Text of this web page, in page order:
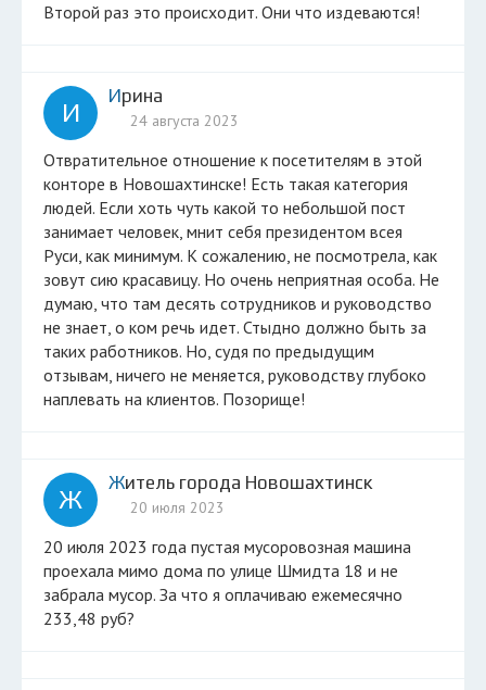
Второй раз это происходит. Они что издеваются!
И
Ирина
24 августа 2023
Отвратительное отношение к посетителям в этой
конторе в Новошахтинске! Есть такая категория
людей. Если хоть чуть какой то небольшой пост
занимает человек, мнит себя президентом всея
Руси, как минимум. К сожалению, не посмотрела, как
зовут сию красавицу. Но очень неприятная особа. Не
думаю, что там десять сотрудников и руководство
не знает, о ком речь идет. Стыдно должно быть за
таких работников. Но, судя по предыдущим
отзывам, ничего не меняется, руководству глубоко
наплевать на клиентов. Позорище!
Ж
Житель города Новошахтинск
20 июля 2023
20 июля 2023 года пустая мусоровозная машина
проехала мимо дома по улице Шмидта 18 и не
забрала мусор. За что я оплачиваю ежемесячно
233,48 руб?